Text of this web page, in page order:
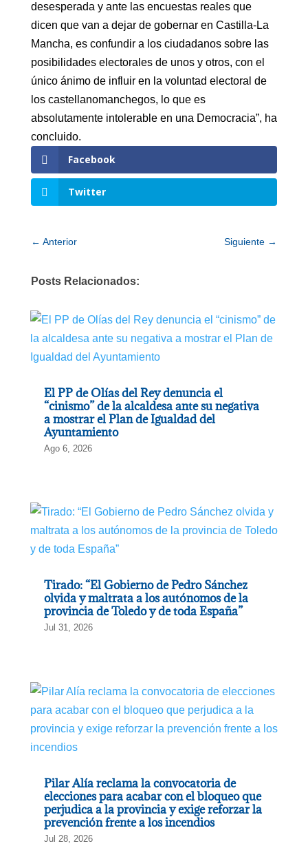
desesperada y ante las encuestas reales que
dicen que van a dejar de gobernar en Castilla-La
Mancha, es confundir a los ciudadanos sobre las
posibilidades electorales de unos y otros, con el
único ánimo de influir en la voluntad electoral de
los castellanomanchegos, lo que es
absolutamente intolerable en una Democracia”, ha
concluido.
Facebook
Twitter
← Anterior Siguiente →
Posts Relacionados:
El PP de Olías del Rey denuncia el
“cinismo” de la alcaldesa ante su negativa
a mostrar el Plan de Igualdad del
Ayuntamiento
Ago 6, 2026
Tirado: “El Gobierno de Pedro Sánchez
olvida y maltrata a los autónomos de la
provincia de Toledo y de toda España”
Jul 31, 2026
Pilar Alía reclama la convocatoria de
elecciones para acabar con el bloqueo que
perjudica a la provincia y exige reforzar la
prevención frente a los incendios
Jul 28, 2026